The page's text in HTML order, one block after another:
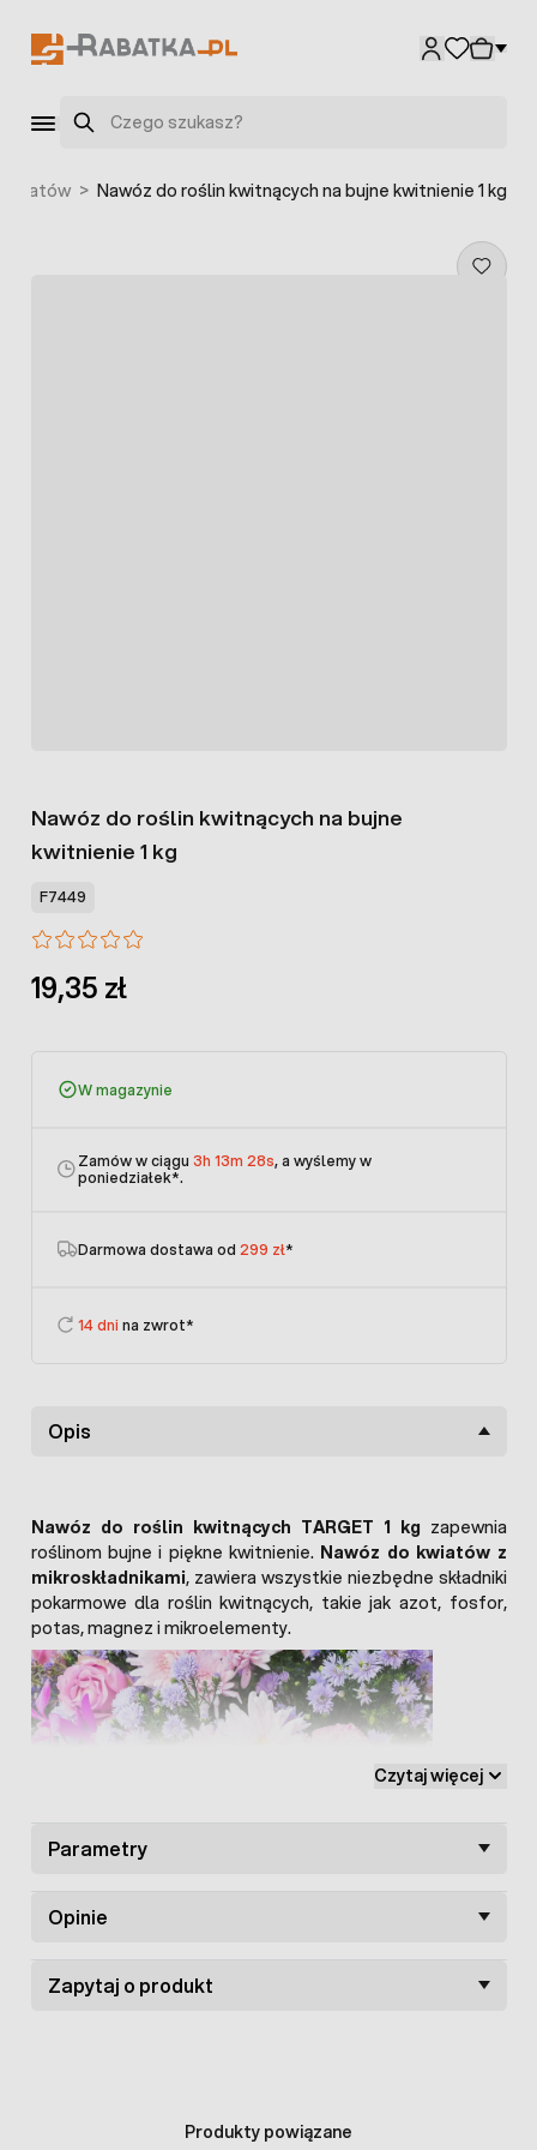
Szukaj
kwiatów > Nawóz do roślin kwitnących na bujne kwitnienie 1 kg
Nawóz do roślin kwitnących na bujne
kwitnienie 1 kg
F7449
19,35 zł
W magazynie
Zamów w ciągu 3h 13m 28s, a wyślemy w
poniedziałek*.
Darmowa dostawa od 299 zł*
14 dni na zwrot*
Opis
Nawóz do roślin kwitnących TARGET 1 kg zapewnia
roślinom bujne i piękne kwitnienie. Nawóz do kwiatów z
mikroskładnikami, zawiera wszystkie niezbędne składniki
pokarmowe dla roślin kwitnących, takie jak azot, fosfor,
potas, magnez i mikroelementy.
długo uwalnia składniki odżywcze.
Czytaj więcej
Parametry
Opinie
Zapytaj o produkt
Produkty powiązane